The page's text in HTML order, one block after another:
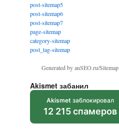
post-sitemap5
post-sitemap6
post-sitemap7
page-sitemap
category-sitemap
post_tag-sitemap
Generated by anSEO.ru/Sitemap
Akismet забанил
Akismet заблокировал
12 215 спамеров